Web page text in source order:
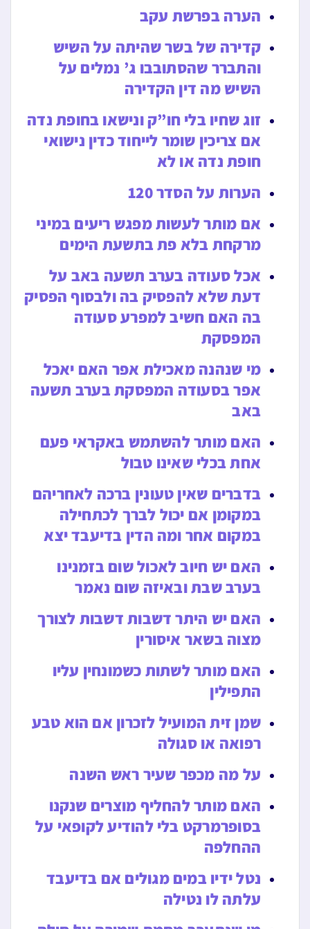
הערה בפרשת עקב
קדירה של בשר שהיתה על השיש
והתברר שהסתובבו ג’ נמלים על
השיש מה דין הקדירה
זוג שחיו בלי חו”ק ונישאו בחופת נדה
אם צריכין שומר לייחוד כדין נישואי
חופת נדה או לא
הערות על הסדר 120
אם מותר לעשות מפגש ריעים במיני
מרקחת בלא פת בתשעת הימים
אכל סעודה בערב תשעה באב על
דעת שלא להפסיק בה ולבסוף הפסיק
בה האם חשיב למפרע סעודה
המפסקת
מי שנהנה מאכילת אפר האם יאכל
אפר בסעודה המפסקת בערב תשעה
באב
האם מותר להשתמש באקראי פעם
אחת בכלי שאינו טבול
בדברים שאין טעונין ברכה לאחריהם
במקומן אם יכול לברך לכתחילה
במקום אחר ומה הדין בדיעבד יצא
האם יש חיוב לאכול שום בזמנינו
בערב שבת ובאיזה שום נאמר
האם יש היתר דשבות דשבות לצורך
מצוה בשאר איסורין
האם מותר לשתות כשמונחין עליו
התפילין
שמן זית המועיל לזכרון אם הוא טבע
רפואה או סגולה
על מה מכפר שעיר ראש השנה
האם מותר להחליף מוצרים שנקנו
בסופרמרקט בלי להודיע לקופאי על
ההחלפה
נטל ידיו במים מגולים אם בדיעבד
עלתה לו נטילה